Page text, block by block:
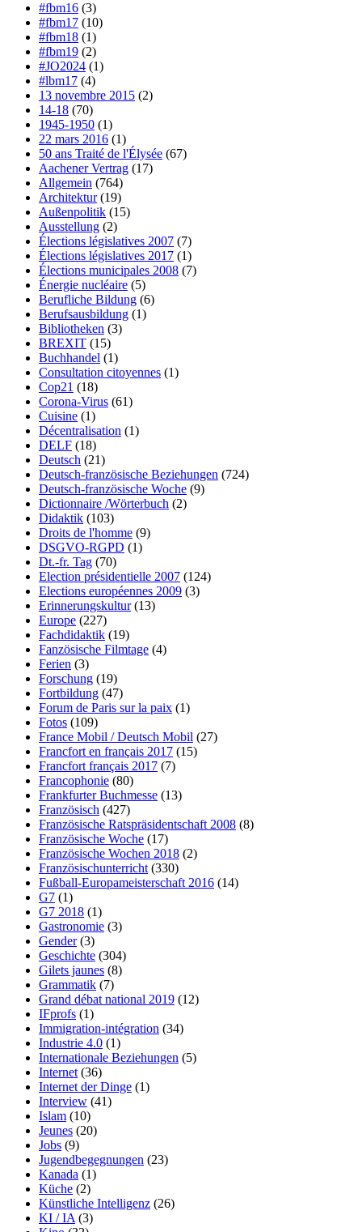
#fbm16 (3)
#fbm17 (10)
#fbm18 (1)
#fbm19 (2)
#JO2024 (1)
#lbm17 (4)
13 novembre 2015 (2)
14-18 (70)
1945-1950 (1)
22 mars 2016 (1)
50 ans Traité de l'Élysée (67)
Aachener Vertrag (17)
Allgemein (764)
Architektur(19)
Außenpolitik (15)
Ausstellung (2)
Élections législatives 2007 (7)
Élections législatives 2017 (1)
Élections municipales 2008 (7)
Énergie nucléaire (5)
Berufliche Bildung (6)
Berufsausbildung (1)
Bibliotheken (3)
BREXIT (15)
Buchhandel (1)
Consultation citoyennes (1)
Cop21 (18)
Corona-Virus (61)
Cuisine (1)
Décentralisation (1)
DELF (18)
Deutsch (21)
Deutsch-französische Beziehungen (724)
Deutsch-französische Woche (9)
Dictionnaire /Wörterbuch (2)
Didaktik (103)
Droits de l'homme (9)
DSGVO-RGPD (1)
Dt.-fr. Tag (70)
Election présidentielle 2007 (124)
Elections européennes 2009 (3)
Erinnerungskultur(13)
Europe (227)
Fachdidaktik (19)
Fanzösische Filmtage (4)
Ferien (3)
Forschung (19)
Fortbildung (47)
Forum de Paris sur la paix (1)
Fotos (109)
France Mobil / Deutsch Mobil (27)
Francfort en français 2017 (15)
Francfort français 2017 (7)
Francophonie (80)
Frankfurter Buchmesse (13)
Französisch (427)
Französische Ratspräsidentschaft 2008 (8)
Französische Woche (17)
Französische Wochen 2018 (2)
Französischunterricht(330)
Fußball-Europameisterschaft 2016 (14)
G7 (1)
G7 2018 (1)
Gastronomie (3)
Gender(3)
Geschichte (304)
Gilets jaunes (8)
Grammatik (7)
Grand débat national 2019 (12)
IFprofs (1)
Immigration-intégration (34)
Industrie 4.0 (1)
Internationale Beziehungen (5)
Internet(36)
Internet der Dinge (1)
Interview (41)
Islam (10)
Jeunes (20)
Jobs (9)
Jugendbegegnungen (23)
Kanada (1)
Küche (2)
Künstliche Intelligenz (26)
KI / IA(3)